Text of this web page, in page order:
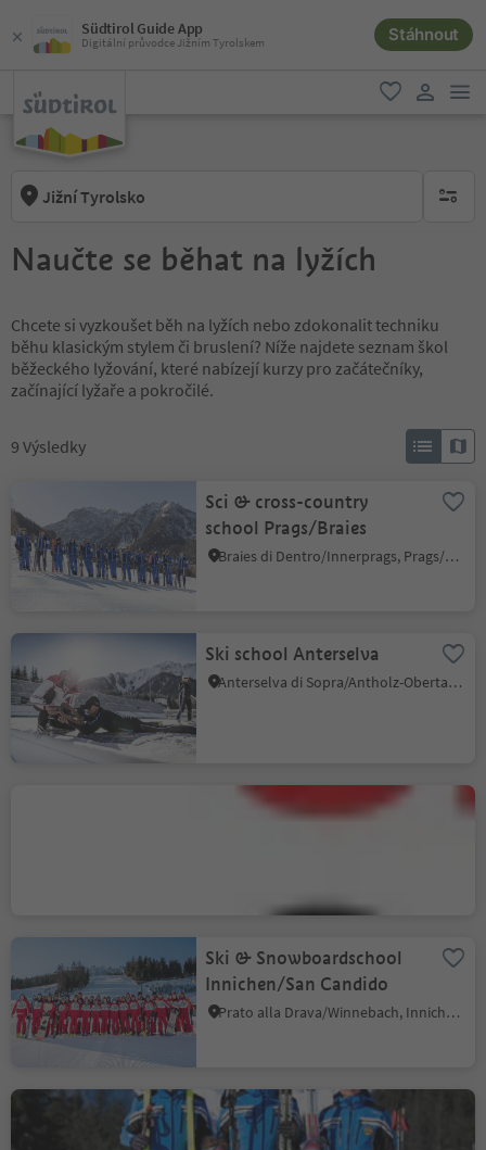
Südtirol Guide App
Digitální průvodce Jižním Tyrolskem Stáhnout
oblíbené
Jižní Tyrolsko brak
Naučte se běhat na lyžích
Chcete si vyzkoušet běh na lyžích nebo zdokonalit techniku
běhu klasickým stylem či bruslení? Níže najdete seznam škol
běžeckého lyžování, které nabízejí kurzy pro začátečníky,
začínající lyžaře a pokročilé.
9 Výsledky
Sci & cross-country
school Prags/Braies
Braies di Dentro/Innerprags, Prags/Braies, Dolomites Region 3 Zinnen
Ski school Anterselva
Anterselva di Sopra/Antholz-Obertal, Rasen-Antholz/Rasun Anterselva, Dolomites Region Kronplatz/Plan de Corones
Ski & Snowboard School
Ski & Snowboardschool
Innichen/San Candido
Prato alla Drava/Winnebach, Innichen/San Candido, Dolomites Region 3 Zinnen
Cross Country Ski School
Alta Badia